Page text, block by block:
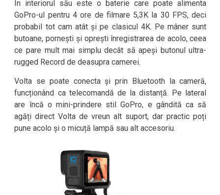
În interiorul său este o baterie care poate alimenta
GoPro-ul pentru 4 ore de filmare 5,3K la 30 FPS, deci
probabil tot cam atât și pe clasicul 4K. Pe mâner sunt
butoane, pornești și oprești înregistrarea de acolo, ceea
ce pare mult mai simplu decât să apeși butonul ultra-
rugged Record de deasupra camerei.
Volta se poate conecta și prin Bluetooth la cameră,
funcționând ca telecomandă de la distanță. Pe lateral
are încă o mini-prindere stil GoPro, e gândită ca să
agăți direct Volta de vreun alt suport, dar practic poți
pune acolo și o micuță lampă sau alt accesoriu.